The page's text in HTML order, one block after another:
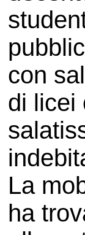
con
di licei
La
ha